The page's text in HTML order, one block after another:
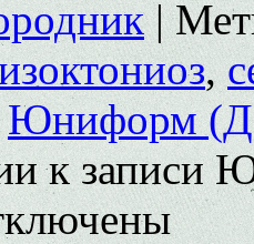
|
,
Юниформ
к записи